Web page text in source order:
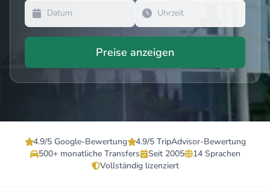
4.9/5 Google-Bewertung
4.9/5 TripAdvisor-Bewertung
500+ monatliche Transfers
Seit 2005
14 Sprachen
Vollständig lizenziert